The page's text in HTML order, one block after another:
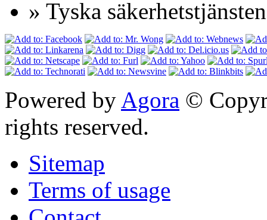
» Tyska
Powered by Agora ©
rights reserved.
Sitemap
Terms of usage